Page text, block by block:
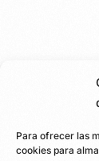
Para ofrecer las
cookies para